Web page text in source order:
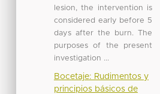
lesion, the intervention is
considered early before 5
days after the burn. The
purposes of the present
investigation ...
Bocetaje: Rudimentos y
principios básicos de